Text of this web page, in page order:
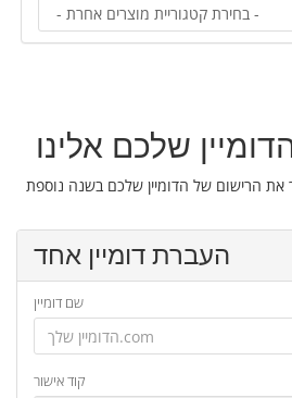
שלכם אלינו
העברת דומיין אחד
שם דומיין
קוד אישור